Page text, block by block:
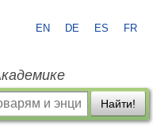
EN DE ES FR
Найти!